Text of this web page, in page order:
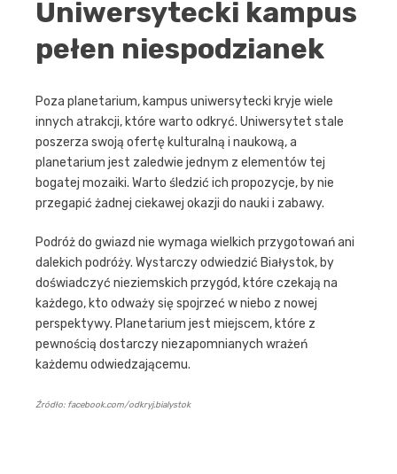
Uniwersytecki kampus
pełen niespodzianek
Poza planetarium, kampus uniwersytecki kryje wiele
innych atrakcji, które warto odkryć. Uniwersytet stale
poszerza swoją ofertę kulturalną i naukową, a
planetarium jest zaledwie jednym z elementów tej
bogatej mozaiki. Warto śledzić ich propozycje, by nie
przegapić żadnej ciekawej okazji do nauki i zabawy.
Podróż do gwiazd nie wymaga wielkich przygotowań ani
dalekich podróży. Wystarczy odwiedzić Białystok, by
doświadczyć nieziemskich przygód, które czekają na
każdego, kto odważy się spojrzeć w niebo z nowej
perspektywy. Planetarium jest miejscem, które z
pewnością dostarczy niezapomnianych wrażeń
każdemu odwiedzającemu.
Źródło: facebook.com/odkryj.bialystok